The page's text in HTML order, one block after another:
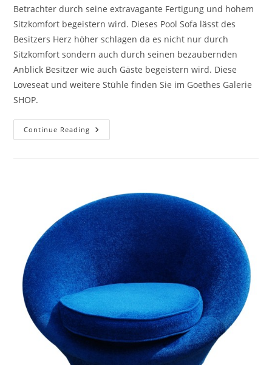
Betrachter durch seine extravagante Fertigung und hohem
Sitzkomfort begeistern wird. Dieses Pool Sofa lässt des
Besitzers Herz höher schlagen da es nicht nur durch
Sitzkomfort sondern auch durch seinen bezaubernden
Anblick Besitzer wie auch Gäste begeistern wird. Diese
Loveseat und weitere Stühle finden Sie im Goethes Galerie
SHOP.
Continue Reading